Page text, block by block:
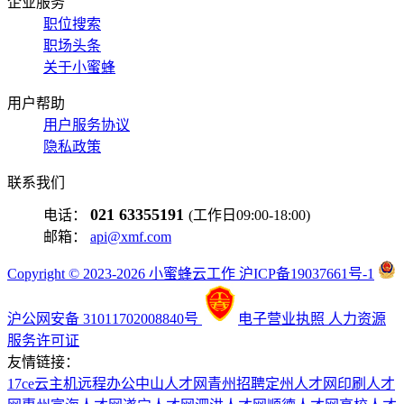
职位搜索
职场头条
关于小蜜蜂
用户帮助
用户服务协议
隐私政策
联系我们
电话： 021 63355191 (工作日09:00-18:00)
邮箱： api@xmf.com
Copyright © 2023-2026 小蜜蜂云工作 沪ICP备19037661号-1
沪公网安备 31011702008840号 电子营业执照 人力资源
服务许可证
友情链接：
17ce云主机远程办公中山人才网 青州招聘定州人才网 印刷人才